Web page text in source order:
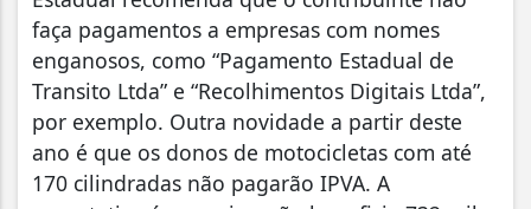
faça pagamentos a empresas com nomes
enganosos, como “Pagamento Estadual de
Transito Ltda” e “Recolhimentos Digitais Ltda”,
por exemplo. Outra novidade a partir deste
ano é que os donos de motocicletas com até
170 cilindradas não pagarão IPVA. A